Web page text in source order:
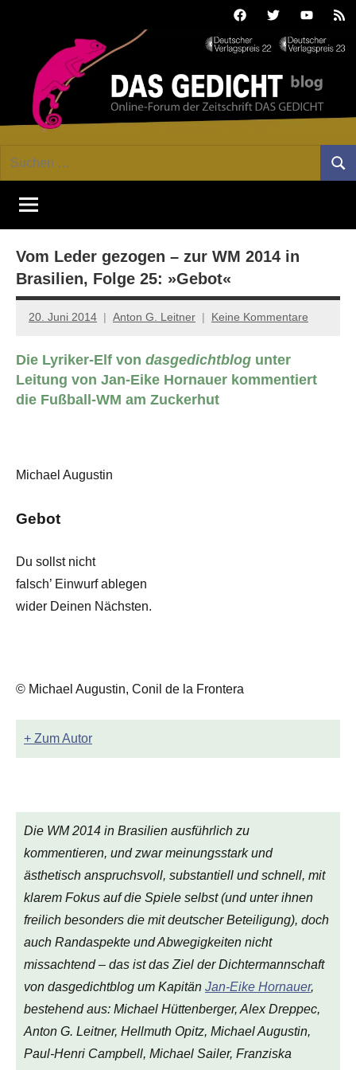
FacebookTwitterYoutube
GEDICHT
blog
Forum
von
DAS
Lyrik,
Essay
Suchen
Vom Leder gezogen – zur WM 2014 in
Brasilien, Folge 25: »Gebot«
20. Juni 2014 Anton G. Leitner Keine Kommentare
Die Lyriker-Elf von dasgedichtblog unter
Leitung von Jan-Eike Hornauer kommentiert
die Fußball-WM am Zuckerhut
Michael Augustin
Gebot
Du sollst nicht
falsch’ Einwurf ablegen
wider Deinen Nächsten.
© Michael Augustin, Conil de la Frontera
+ Zum Autor
Die WM 2014 in Brasilien ausführlich zu
kommentieren, und zwar meinungsstark und
ästhetisch anspruchsvoll, substantiell und schnell, mit
klarem Fokus auf die Spiele selbst (und unter ihnen
freilich besonders die mit deutscher Beteiligung), doch
auch Randaspekte und Abwegigkeiten nicht
missachtend – das ist das Ziel der Dichtermannschaft
von dasgedichtblog um Kapitän Jan-Eike Hornauer,
bestehend aus: Michael Hüttenberger, Alex Dreppec,
Anton G. Leitner, Hellmuth Opitz, Michael Augustin,
Paul-Henri Campbell, Michael Sailer, Franziska